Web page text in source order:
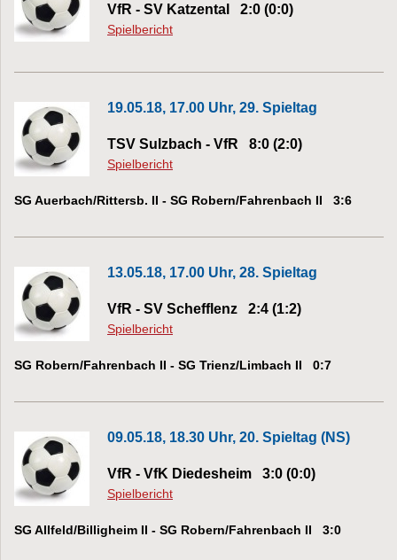
VfR - SV Katzental 2:0 (0:0)
Spielbericht
19.05.18, 17.00 Uhr, 29. Spieltag
TSV Sulzbach - VfR 8:0 (2:0)
Spielbericht
SG Auerbach/Rittersb. II - SG Robern/Fahrenbach II 3:6
13.05.18, 17.00 Uhr, 28. Spieltag
VfR - SV Schefflenz 2:4 (1:2)
Spielbericht
SG Robern/Fahrenbach II - SG Trienz/Limbach II 0:7
09.05.18, 18.30 Uhr, 20. Spieltag (NS)
VfR - VfK Diedesheim 3:0 (0:0)
Spielbericht
SG Allfeld/Billigheim II - SG Robern/Fahrenbach II 3:0